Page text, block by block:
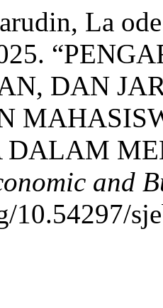
La
DAN
DALAM
and
10.54297/